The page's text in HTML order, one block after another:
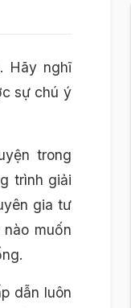
Hãy nghĩ
sự chú ý
trong
trình giải
gia tư
muốn
dẫn luôn